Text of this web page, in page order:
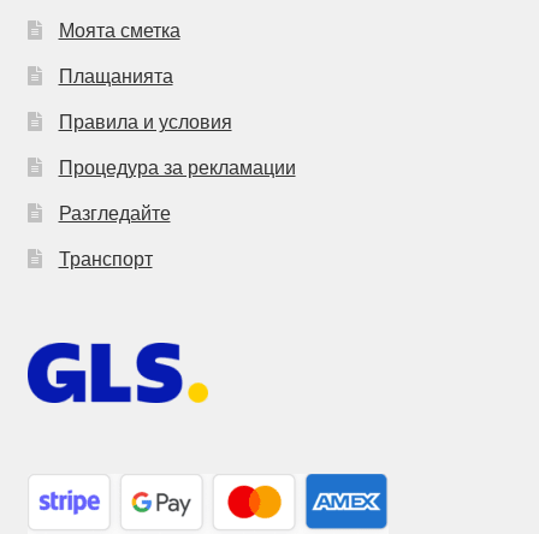
Моята сметка
Плащанията
Правила и условия
Процедура за рекламации
Разгледайте
Транспорт